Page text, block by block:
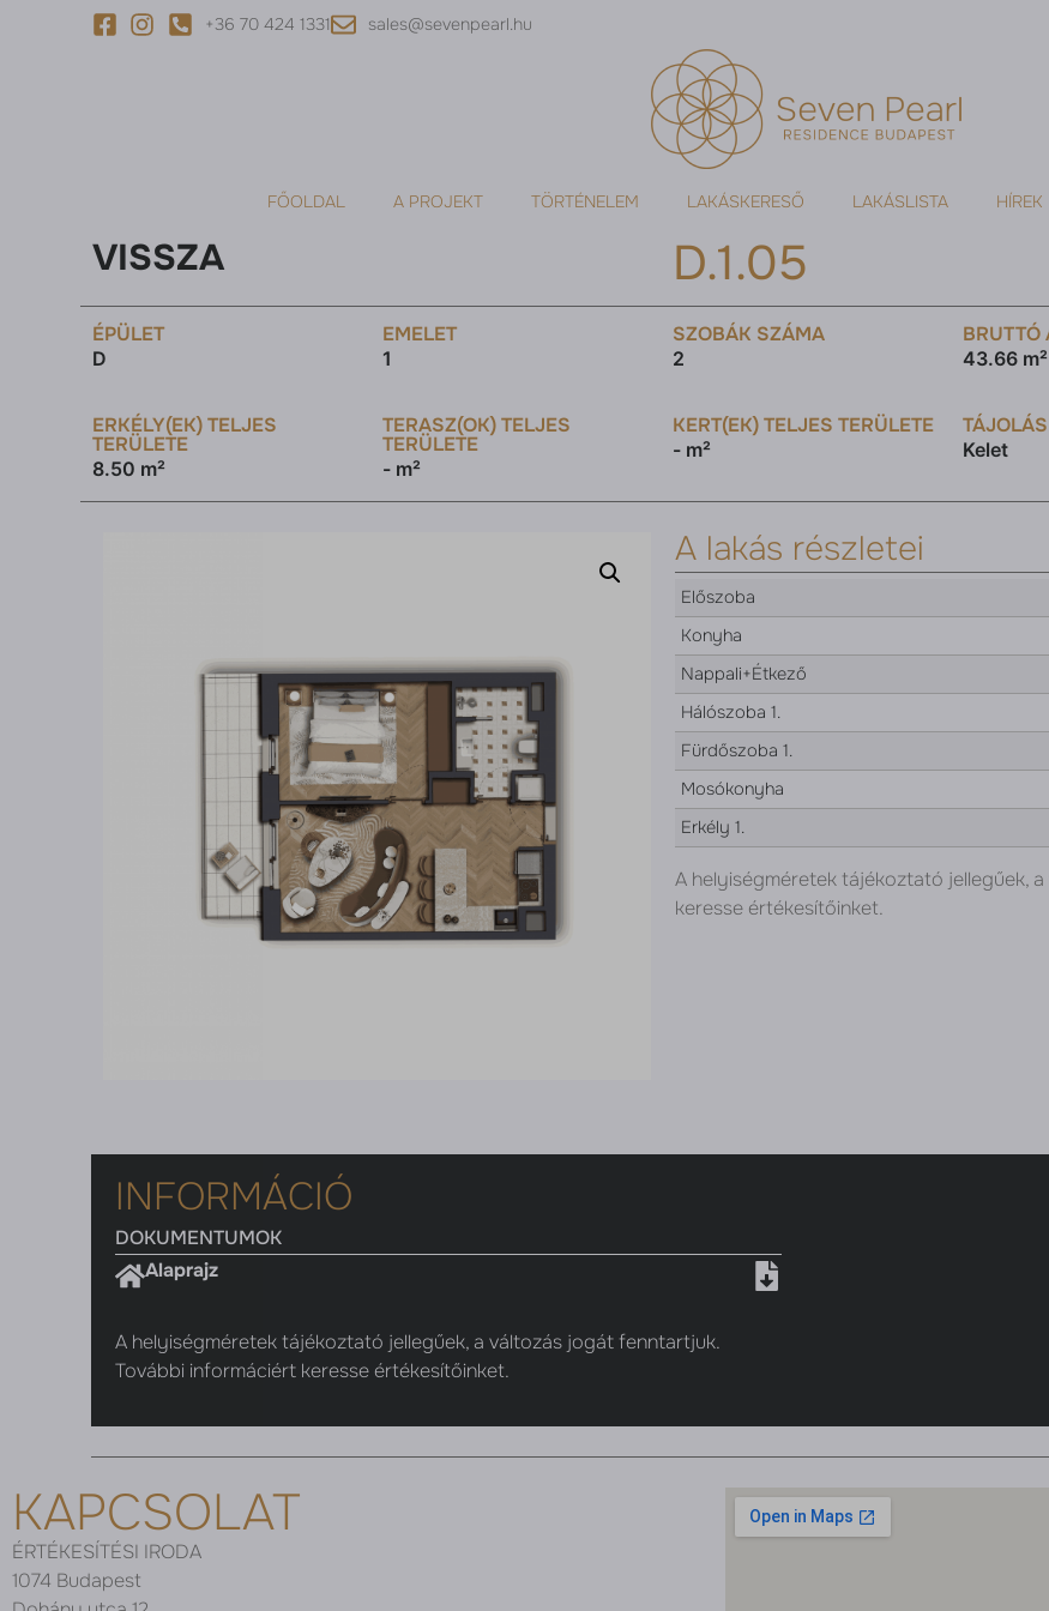
+36 70 424 1331 sales@sevenpearl.hu
FŐOLDAL A PROJEKT TÖRTÉNELEM LAKÁSKERESŐ LAKÁSLISTA HÍREK
VISSZA D.1.05
ÉPÜLET
D
EMELET
1
SZOBÁK SZÁMA
2
BRUTTÓ
43.66 m²
ERKÉLY(EK) TELJES
TERÜLETE
8.50 m²
TERASZ(OK) TELJES
TERÜLETE
- m²
KERT(EK) TELJES TERÜLETE
- m²
TÁJOLÁS
Kelet
A lakás részletei
Előszoba
Konyha
Nappali+Étkező
Hálószoba 1.
Fürdőszoba 1.
Mosókonyha
Erkély 1.
A helyiségméretek tájékoztató jellegűek,
keresse értékesítőinket.
INFORMÁCIÓ
DOKUMENTUMOK
Alaprajz
A helyiségméretek tájékoztató jellegűek, a változás jogát fenntartjuk.
További informáciért keresse értékesítőinket.
KAPCSOLAT
ÉRTÉKESÍTÉSI IRODA
1074 Budapest